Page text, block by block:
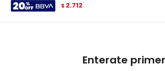
$ 2.712
Enterate